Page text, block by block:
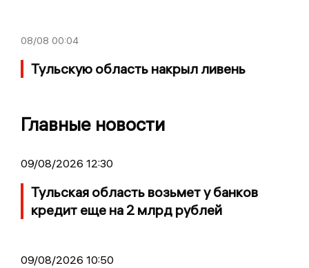
08/08 00:04
Тульскую область накрыл ливень
Главные новости
09/08/2026 12:30
Тульская область возьмет у банков
кредит еще на 2 млрд рублей
09/08/2026 10:50